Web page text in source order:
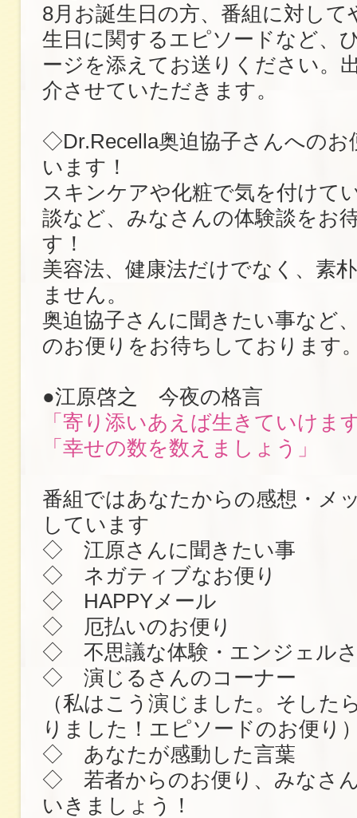
8月お誕生日の方、番組に対して
生日に関するエピソードなど、
ージを添えてお送りください。
介させていただきます。
◇Dr.Recella奥迫協子さんへのお
います！
スキンケアや化粧で気を付けて
談など、みなさんの体験談をお
す！
美容法、健康法だけでなく、素
ません。
奥迫協子さんに聞きたい事など
のお便りをお待ちしております
●江原啓之 今夜の格言
「寄り添いあえば生きていけま
「幸せの数を数えましょう」
番組ではあなたからの感想・メ
しています
◇ 江原さんに聞きたい事
◇ ネガティブなお便り
◇ HAPPYメール
◇ 厄払いのお便り
◇ 不思議な体験・エンジェル
◇ 演じるさんのコーナー
（私はこう演じました。そした
りました！エピソードのお便り
◇ あなたが感動した言葉
◇ 若者からのお便り、みなさ
いきましょう！